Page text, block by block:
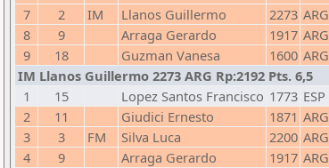
7
2 IM Llanos Guillermo 2273 ARG
8
9 Arraga Gerardo 1917 ARG
9
18 Guzman Vanesa 1600 ARG
IM Llanos Guillermo 2273 ARG Rp:2192 Pts. 6,5
1
15 Lopez Santos Francisco 1773 ESP
2
11 Giudici Ernesto 1871 ARG
3
3 FM Silva Luca 2200 ARG
4
9 Arraga Gerardo 1917 ARG